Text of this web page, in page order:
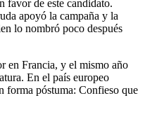
favor de este candidato.
apoyó la campaña y la
lo nombró poco después
en Francia, y el mismo año
En el país europeo
forma póstuma: Confieso que